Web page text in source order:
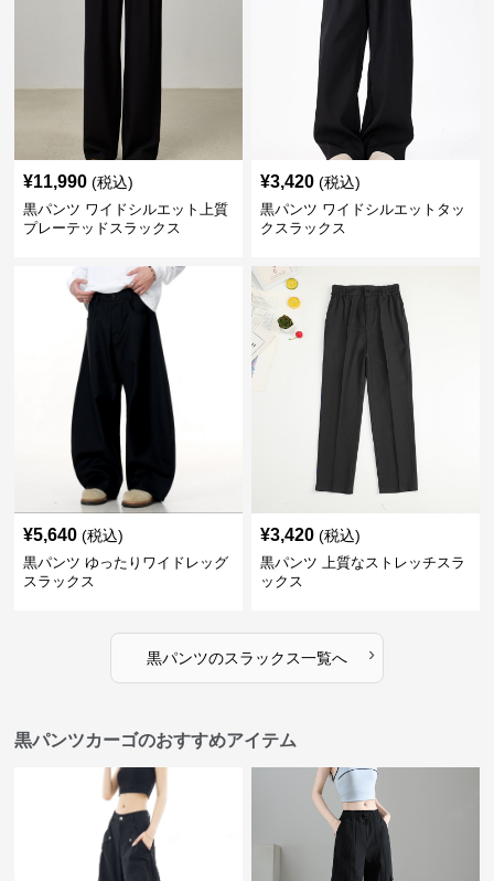
¥11,990 (税込)
黒パンツ ワイドシルエット上質
プレーテッドスラックス
¥3,420 (税込)
黒パンツ ワイドシルエットタッ
クスラックス
¥5,640 (税込)
黒パンツ ゆったりワイドレッグ
スラックス
¥3,420 (税込)
黒パンツ 上質なストレッチスラ
ックス
黒パンツのスラックス一覧へ ›
黒パンツカーゴのおすすめアイテム